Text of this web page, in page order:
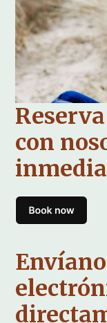
con